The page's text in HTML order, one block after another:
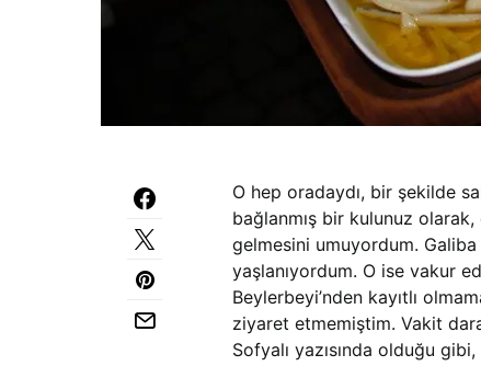
O hep oradaydı, bir şekilde
bağlanmış bir kulunuz
gelmesini umuyordum.
yaşlanıyordum. O ise vakur
Beylerbeyi’nden kayıtlı
ziyaret etmemiştim. Vakit
Sofyalı yazısında olduğu